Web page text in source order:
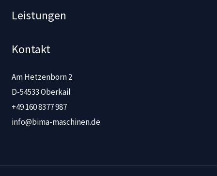
Leistungen
Kontakt
Am Hetzenborn 2
D-54533 Oberkail
+49 160 8377 987
info@bima-maschinen.de